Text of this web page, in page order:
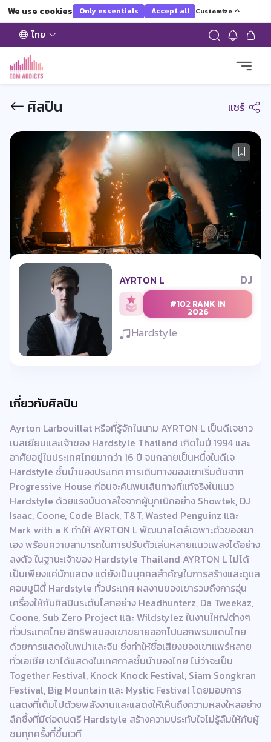
We use cookies Only essentials Accept all Customize
ไทย
ศิลปิน แชร์
AYRTON L DJ
#102 RANK IN
2026
Hardstyle
เกี่ยวกับศิลปิน
Ayrton Larbouillat หรือที่รู้จักในนาม AYRTON L เป็นดีเจชาว
เบลเยียมและเจ้าของ Hardstyle Thailand เกิดในปี 1994 และ
อาศัยอยู่ในประเทศไทยมากว่า 16 ปี จนกลายเป็นหนึ่งในดีเจ
Hardstyle ชั้นนำของประเทศ การเดินทางของเขาเริ่มต้นจาก
Progressive House ก่อนจะค้นพบเส้นทางที่แท้จริงในแนว
Hardstyle ด้วยแรงบันดาลใจจากผู้บุกเบิกอย่าง Showtek, DJ
Isaac, Coone, Code Black, T&T, Wasted Penguinz และ
Mark with a K ทำให้ AYRTON L พัฒนาสไตล์เฉพาะตัวของเขา
เอง พร้อมความสามารถในการปรับตัวเล่นหลายแนวเพลงได้อย่าง
ลงตัว ในฐานะเจ้าของ Hardstyle Thailand AYRTON L ไม่ได้
เป็นเพียงแค่นักแสดง แต่ยังเป็นบุคคลสำคัญในการสร้างและดูแล
คอมมูนิตี้ Hardstyle ทั่วประเทศ ผลงานของเขารวมถึงการอุ่น
เครื่องให้กับศิลปินระดับโลกอย่าง Headhunterz, Da Tweekaz,
Coone, Sub Zero Project และ Wildstylez ในงานใหญ่ต่างๆ
ทั่วประเทศไทย อิทธิพลของเขาขยายออกไปนอกพรมแดนไทย
ด้วยการแสดงในพม่าและจีน ซึ่งทำให้ชื่อเสียงของเขาแพร่หลาย
ทั่วเอเชีย เขาได้แสดงในเทศกาลชั้นนำของไทย ไม่ว่าจะเป็น
Together Festival, Knock Knock Festival, Siam Songkran
Festival, Big Mountain และ Mystic Festival โดยมอบการ
แสดงที่เต็มไปด้วยพลังงานและแสดงให้เห็นถึงความหลงใหลอย่าง
ลึกซึ้งที่มีต่อดนตรี Hardstyle สร้างความประทับใจไม่รู้ลืมให้กับผู้
ชมทุกครั้งที่ขึ้นเวที